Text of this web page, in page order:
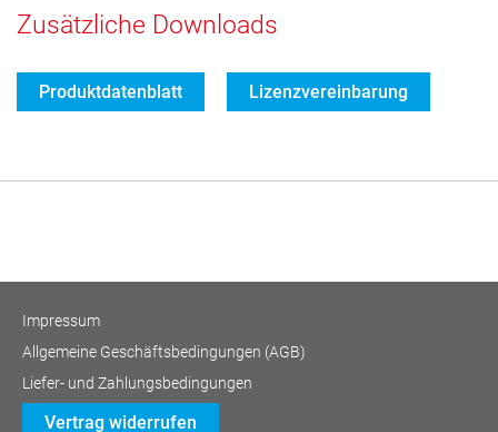
Zusätzliche Downloads
Produktdatenblatt Lizenzvereinbarung
Impressum
Allgemeine Geschäftsbedingungen (AGB)
Liefer- und Zahlungsbedingungen
Vertrag widerrufen